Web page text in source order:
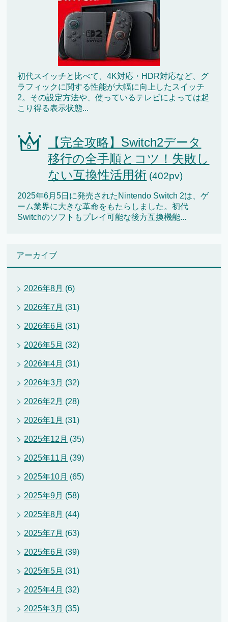
初代スイッチと比べて、4K対応・HDR対応など、グ
ラフィックに関する性能が大幅に向上したスイッチ
2。その設定方法や、使っているテレビによっては起
こり得る表示状態...
【完全攻略】Switch2データ
移行の全手順とコツ！失敗し
ない互換性活用術 (402pv)
2025年6月5日に発売されたNintendo Switch 2は、ゲ
ーム業界に大きな革命をもたらしました。初代
Switchのソフトもプレイ可能な後方互換機能...
アーカイブ
2026年8月 (6)
2026年7月 (31)
2026年6月 (31)
2026年5月 (32)
2026年4月 (31)
2026年3月 (32)
2026年2月 (28)
2026年1月 (31)
2025年12月 (35)
2025年11月 (39)
2025年10月 (65)
2025年9月 (58)
2025年8月 (44)
2025年7月 (63)
2025年6月 (39)
2025年5月 (31)
2025年4月 (32)
2025年3月 (35)